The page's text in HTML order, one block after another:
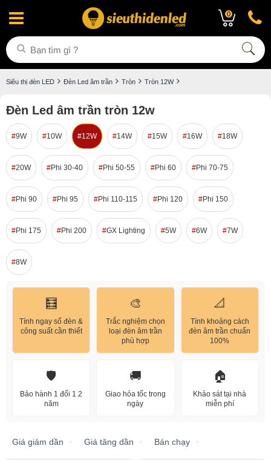
0
Siêu thị đèn LED Đèn Led âm trần Tròn Tròn 12W
Đèn Led âm trần tròn 12w
9W 10W 12W 14W 15W 16W 18W
20W Phi 30-40 Phi 50-55 Phi 60 Phi 70-75
Phi 90 Phi 95 Phi 110-115 Phi 120 Phi 150
Phi 175 Phi 200 GX Lighting 5W 6W 7W
8W
🧮
Tính ngay số đèn &
công suất cần thiết
🎨
Trắc nghiệm chọn
loại đèn âm trần
phù hợp
📐
Tính khoảng cách
đèn âm trần chuẩn
100%
🛡️
Bảo hành 1 đổi 1 2
năm
🚚
Giao hỏa tốc trong
ngày
🏠
Khảo sát tại nhà
miễn phí
Giá giảm dần Giá tăng dần Bán chạy